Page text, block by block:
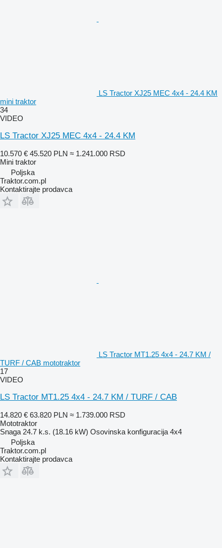
LS Tractor XJ25 MEC 4x4 - 24.4 KM
mini traktor
34
VIDEO
LS Tractor XJ25 MEC 4x4 - 24.4 KM
10.570 € 45.520 PLN ≈ 1.241.000 RSD
Mini traktor
Poljska
Traktor.com.pl
Kontaktirajte prodavca
LS Tractor MT1.25 4x4 - 24.7 KM /
TURF / CAB mototraktor
17
VIDEO
LS Tractor MT1.25 4x4 - 24.7 KM / TURF / CAB
14.820 € 63.820 PLN ≈ 1.739.000 RSD
Mototraktor
Snaga 24.7 k.s. (18.16 kW) Osovinska konfiguracija 4x4
Poljska
Traktor.com.pl
Kontaktirajte prodavca